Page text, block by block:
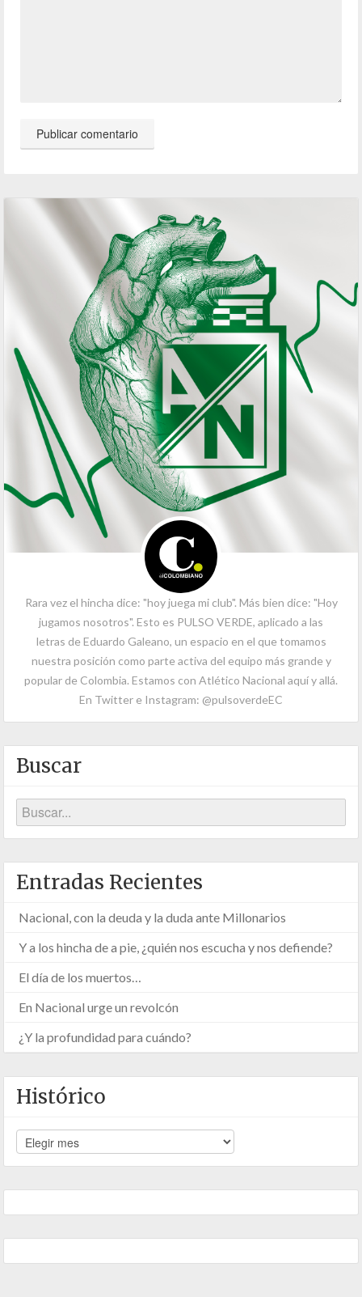
Rara vez el hincha dice: "hoy juega mi club". Más bien dice: "Hoy
jugamos nosotros". Esto es PULSO VERDE, aplicado a las
letras de Eduardo Galeano, un espacio en el que tomamos
nuestra posición como parte activa del equipo más grande y
popular de Colombia. Estamos con Atlético Nacional aquí y allá.
En Twitter e Instagram: @pulsoverdeEC
Buscar
Entradas Recientes
Nacional, con la deuda y la duda ante Millonarios
Y a los hincha de a pie, ¿quién nos escucha y nos defiende?
El día de los muertos…
En Nacional urge un revolcón
¿Y la profundidad para cuándo?
Histórico